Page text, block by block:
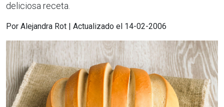
deliciosa receta.
Por Alejandra Rot | Actualizado el 14-02-2006